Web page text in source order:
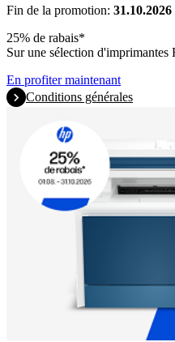
Fin de la promotion: 31.10.2026
25% de rabais*
Sur une sélection d'imprimantes
En profiter maintenant
Conditions générales